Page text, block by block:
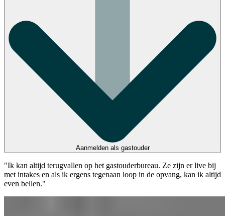
Aanmelden als gastouder
"Ik kan altijd terugvallen op het gastouderbureau. Ze zijn er live bij
met intakes en als ik ergens tegenaan loop in de opvang, kan ik altijd
even bellen."